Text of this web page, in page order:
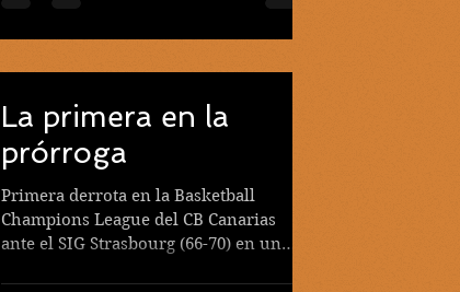
La primera en la
prórroga
Primera derrota en la Basketball
Champions League del CB Canarias
ante el SIG Strasbourg (66-70) en un